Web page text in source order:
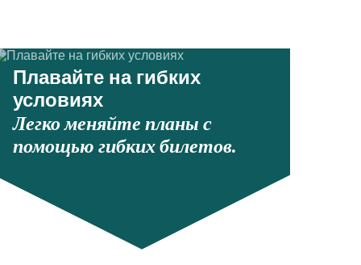
Плавайте на гибких
условиях
Легко меняйте планы с
помощью гибких билетов.